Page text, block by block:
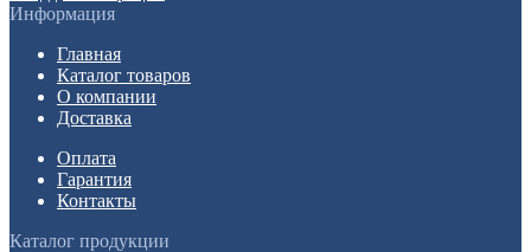
Информация
Главная
Каталог товаров
О компании
Доставка
Оплата
Гарантия
Контакты
Каталог продукции